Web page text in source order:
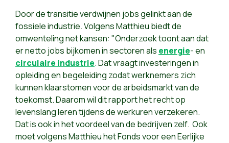
Door de transitie verdwijnen jobs gelinkt aan de
fossiele industrie. Volgens Matthieu biedt de
omwenteling net kansen: "Onderzoek toont aan dat
er netto jobs bijkomen in sectoren als energie- en
circulaire industrie. Dat vraagt investeringen in
opleiding en begeleiding zodat werknemers zich
kunnen klaarstomen voor de arbeidsmarkt van de
toekomst. Daarom wil dit rapport het recht op
levenslang leren tijdens de werkuren verzekeren.
Dat is ook in het voordeel van de bedrijven zelf. Ook
moet volgens Matthieu het Fonds voor een Eerlijke